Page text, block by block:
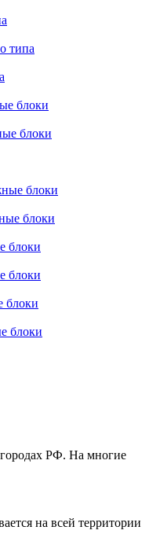
типа
блоки
блоки
блоки
блоки
блоки
блоки
блоки
блоки
городах РФ. На многие
на всей территории